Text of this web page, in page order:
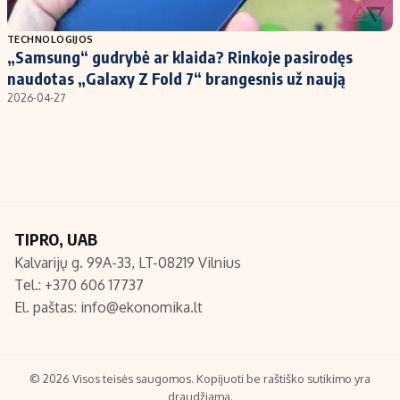
Populiarios temos
Investavimas
Akcijų rinka
Titulinis
Nedarbo išmokos skaičiuoklė
Redakcija
Turinio žymėjimo taisyklės
TECHNOLOGIJOS
„Samsung“ gudrybė ar klaida? Rinkoje pasirodęs
naudotas „Galaxy Z Fold 7“ brangesnis už naują
2026-04-27
TIPRO, UAB
Kalvarijų g. 99A-33, LT-08219 Vilnius
Tel.: +370 606 17737
El. paštas: info@ekonomika.lt
© 2026 Visos teisės saugomos. Kopijuoti be raštiško sutikimo yra
draudžiama.